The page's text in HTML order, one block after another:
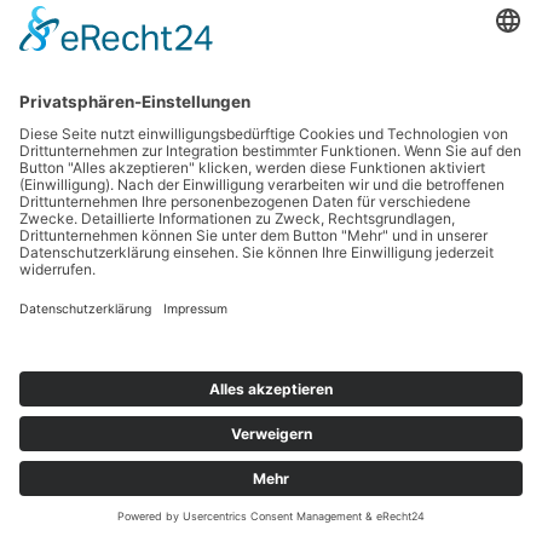
Copyright © 2026 Werbetechnik Stumpf | Lauestraße 14 | 63741 Aschaffenburg |
Telefon: 06021-8 75 03 |Mail|Impressum|Datenschutz
Cookie-Einstellungen